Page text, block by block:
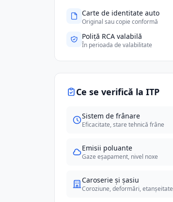
Carte de identitate auto
Original sau copie conformă
Poliță RCA valabilă
În perioada de valabilitate
Ce se verifică la ITP
Sistem de frânare
Eficacitate, stare tehnică frâne
Emisii poluante
Gaze eșapament, nivel noxe
Caroserie și șasiu
Coroziune, deformări, etanșeitate